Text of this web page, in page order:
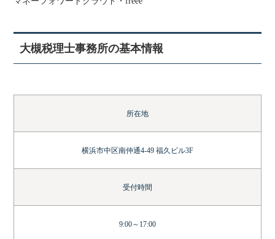
大槻税理士事務所の基本情報
所在地
横浜市中区南仲通4-49 福久ビル3F
受付時間
9:00～17:00